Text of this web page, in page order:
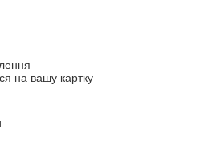
на вашу картку